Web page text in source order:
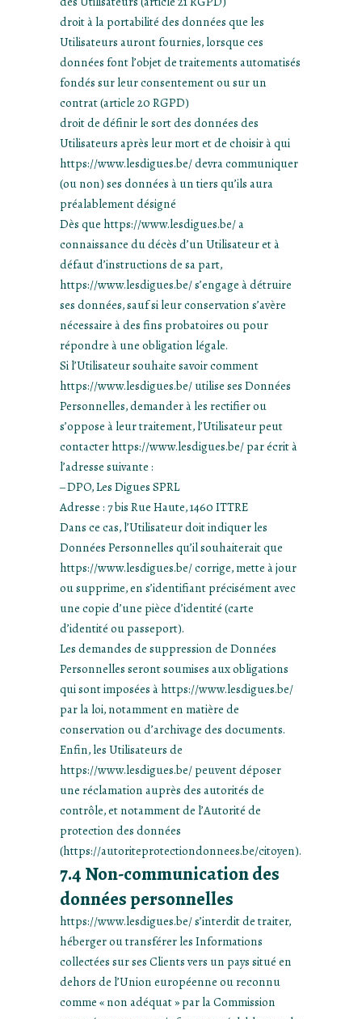
droit à la portabilité des données que les
Utilisateurs auront fournies, lorsque ces
données font l’objet de traitements automatisés
fondés sur leur consentement ou sur un
contrat (article 20 RGPD)
droit de définir le sort des données des
Utilisateurs après leur mort et de choisir à qui
https://www.lesdigues.be/ devra communiquer
(ou non) ses données à un tiers qu’ils aura
préalablement désigné
Dès que https://www.lesdigues.be/ a
connaissance du décès d’un Utilisateur et à
défaut d’instructions de sa part,
https://www.lesdigues.be/ s’engage à détruire
ses données, sauf si leur conservation s’avère
nécessaire à des fins probatoires ou pour
répondre à une obligation légale.
Si l’Utilisateur souhaite savoir comment
https://www.lesdigues.be/ utilise ses Données
Personnelles, demander à les rectifier ou
s’oppose à leur traitement, l’Utilisateur peut
contacter https://www.lesdigues.be/ par écrit à
l’adresse suivante :
– DPO, Les Digues SPRL
Adresse : 7 bis Rue Haute, 1460 ITTRE
Dans ce cas, l’Utilisateur doit indiquer les
Données Personnelles qu’il souhaiterait que
https://www.lesdigues.be/ corrige, mette à jour
ou supprime, en s’identifiant précisément avec
une copie d’une pièce d’identité (carte
d’identité ou passeport).
Les demandes de suppression de Données
Personnelles seront soumises aux obligations
qui sont imposées à https://www.lesdigues.be/
par la loi, notamment en matière de
conservation ou d’archivage des documents.
Enfin, les Utilisateurs de
https://www.lesdigues.be/ peuvent déposer
une réclamation auprès des autorités de
contrôle, et notamment de l’Autorité de
protection des données
(https://autoriteprotectiondonnees.be/citoyen).
7.4 Non-communication des
données personnelles
https://www.lesdigues.be/ s’interdit de traiter,
héberger ou transférer les Informations
collectées sur ses Clients vers un pays situé en
dehors de l’Union européenne ou reconnu
comme « non adéquat » par la Commission